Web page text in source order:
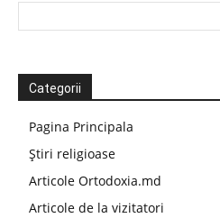
Categorii
Pagina Principala
Știri religioase
Articole Ortodoxia.md
Articole de la vizitatori